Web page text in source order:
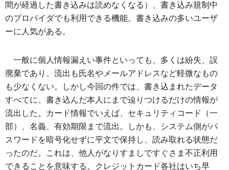
間が経過した書き込みは読めなくなる）、書き込み規制中
のプロバイダでも利用できる機能。書き込みの多いユーザ
ーに人気がある。
一般に個人情報漏えい事件といっても、多くは紛失、誤
廃棄であり、流出も氏名やメールアドレスなど軽微なもの
も少なくない。しかし今回の件では、書き込まれたデータ
すべてに、書き込んだ本人にまで辿りつけるだけの情報が
流出した。カード情報でいえば、セキュリティコード（一
部）、名義、有効期限まで流出。しかも、システム側がパ
スワードを暗号化せずに平文で保持し、読み取れる状態だ
ったのだ。これは、他人がなりすましですぐさま不正利用
できることを意味する。クレジットカード各社はいち早